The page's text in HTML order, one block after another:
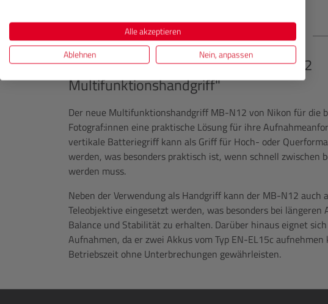
Beschreibung Herstellerinformationen
Produktinformationen "NIKONMB-N12
Multifunktionshandgriff"
Der neue Multifunktionshandgriff MB-N12 von Nikon für die
Fotograf:innen eine praktische Lösung für ihre
vertikale Batteriegriff kann als Griff für Hoch- oder
werden, was besonders praktisch ist, wenn schnell zwischen
werden muss.
Neben der Verwendung als Handgriff kann der MB-N12 auch
Teleobjektive eingesetzt werden, was besonders bei
Balance und Stabilität zu erhalten. Darüber hinaus eignet
Aufnahmen, da er zwei Akkus vom Typ EN-EL15c
Betriebszeit ohne Unterbrechungen gewährleisten.
Alle akzeptieren
Ablehnen
Nein, anpassen